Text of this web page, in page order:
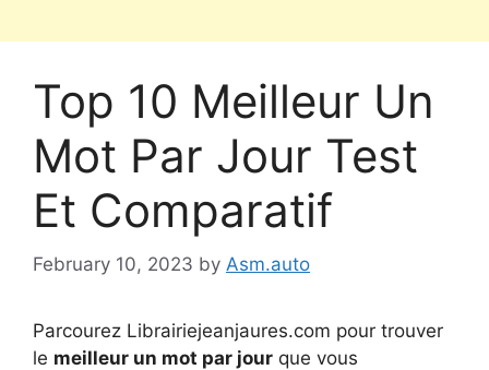
Top 10 Meilleur Un
Mot Par Jour Test
Et Comparatif
February 10, 2023 by Asm.auto
Parcourez Librairiejeanjaures.com pour trouver
le meilleur un mot par jour que vous